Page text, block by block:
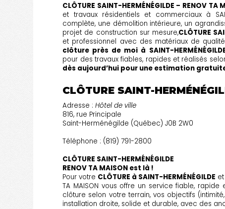
CLÔTURE SAINT-HERMÉNÉGILDE – RENOV TA
et travaux résidentiels et commerciaux à
complète, une démolition intérieure, un
projet de construction sur mesure,CLÔTURE
et professionnel avec des matériaux de
clôture près de moi à SAINT-
pour des travaux fiables, rapides et réalisés
dès aujourd’hui pour une estimation
CLÔTURE SAINT-
Adresse :Hôtel de ville
816, rue Principale
Saint-Herménégilde (Québec) J0B 2W0
Téléphone : (819) 791-2800
CLÔTURE SAINT-HERMÉNÉGILDE
RENOV TA MAISON est là !
Pour votre CLÔTURE à SAINT-HERMÉNÉGILDE
TA MAISON vous offre un service fiable,
clôture selon votre terrain, vos objectifs
installation droite, solide et durable, avec des